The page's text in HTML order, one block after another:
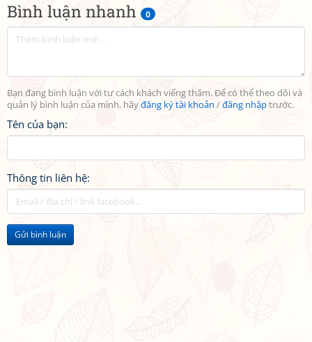
Bình luận nhanh 0
Bạn đang bình luận với tư cách khách viếng thăm. Để có thể theo dõi và
quản lý bình luận của mình, hãyđăng ký tài khoản /đăng nhậptrước.
Tên của bạn:
Thông tin liên hệ:
Gửi bình luận